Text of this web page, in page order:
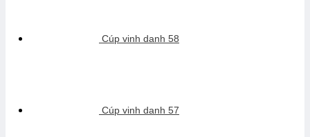
Cúp vinh danh 58
Cúp vinh danh 57